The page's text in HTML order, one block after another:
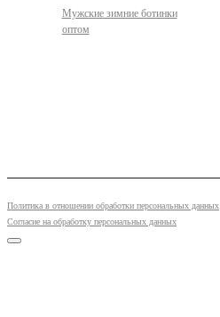
Мужские зимние ботинки
оптом
Политика в отношении обработки персональных данных
Согласие на обработку персональных данных